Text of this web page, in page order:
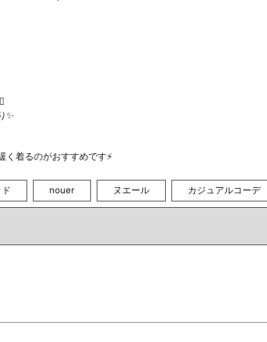
✨
く着るのがおすすめです⚡️
nouer ヌエール カジュアルコーデ